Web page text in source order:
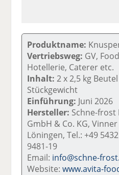
Produktname:
Vertriebsweg: GV,
Hotellerie, Caterer etc.
Inhalt: 2 x 2,5 kg
Stückgewicht
Einführung: Juni 2026
Hersteller: Schne-frost
GmbH & Co. KG,
Löningen, Tel.: +49
9481-19
Email: info@schne-
Website:www.avita-